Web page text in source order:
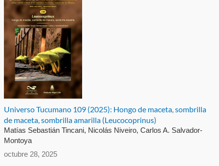
Universo Tucumano 109 (2025): Hongo de maceta, sombrilla
de maceta, sombrilla amarilla (Leucocoprinus)
Matías Sebastián Tincani, Nicolás Niveiro, Carlos A. Salvador-
Montoya
octubre 28, 2025